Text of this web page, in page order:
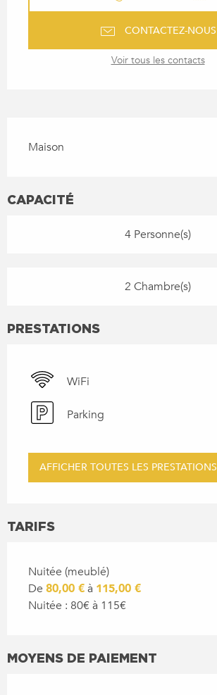
CONTACTEZ-NOUS
Voir tous les contacts
Maison
CAPACITÉ
4 Personne(s)
2 Chambre(s)
PRESTATIONS
WiFi
Parking
AFFICHER TOUTES LES PRESTATIONS
TARIFS
Nuitée (meublé)
De 80,00 €à 115,00 €
Nuitée : 80€ à 115€
MOYENS DE PAIEMENT